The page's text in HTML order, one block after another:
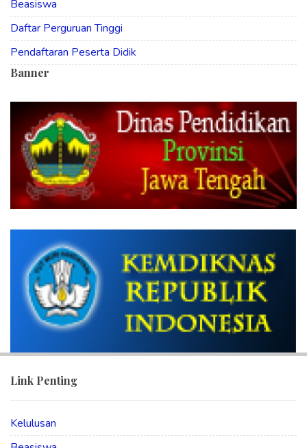
Beasiswa
Daftar Perguruan Tinggi
Pendaftaran Peserta Didik
Banner
Link Penting
Kelulusan